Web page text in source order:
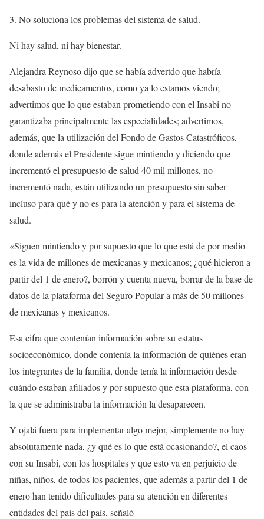
3. No soluciona los problemas del sistema de salud.
Ni hay salud, ni hay bienestar.
Alejandra Reynoso dijo que se había advertdo que habría
desabasto de medicamentos, como ya lo estamos viendo;
advertimos que lo que estaban prometiendo con el Insabi no
garantizaba principalmente las especialidades; advertimos,
además, que la utilización del Fondo de Gastos Catastróficos,
donde además el Presidente sigue mintiendo y diciendo que
incrementó el presupuesto de salud 40 mil millones, no
incrementó nada, están utilizando un presupuesto sin saber
incluso para qué y no es para la atención y para el sistema de
salud.
«Siguen mintiendo y por supuesto que lo que está de por medio
es la vida de millones de mexicanas y mexicanos; ¿qué hicieron a
partir del 1 de enero?, borrón y cuenta nueva, borrar de la base de
datos de la plataforma del Seguro Popular a más de 50 millones
de mexicanas y mexicanos.
Esa cifra que contenían información sobre su estatus
socioeconómico, donde contenía la información de quiénes eran
los integrantes de la familia, donde tenía la información desde
cuándo estaban afiliados y por supuesto que esta plataforma, con
la que se administraba la información la desaparecen.
Y ojalá fuera para implementar algo mejor, simplemente no hay
absolutamente nada, ¿y qué es lo que está ocasionando?, el caos
con su Insabi, con los hospitales y que esto va en perjuicio de
niñas, niños, de todos los pacientes, que además a partir del 1 de
enero han tenido dificultades para su atención en diferentes
entidades del país del país, señaló